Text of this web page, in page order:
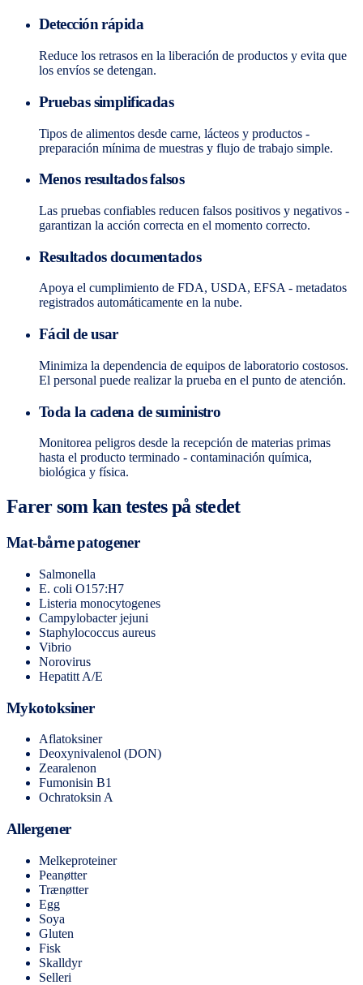
Detección rápida
Reduce los retrasos en la liberación de productos y evita que
los envíos se detengan.
Pruebas simplificadas
Tipos de alimentos desde carne, lácteos y productos -
preparación mínima de muestras y flujo de trabajo simple.
Menos resultados falsos
Las pruebas confiables reducen falsos positivos y negativos -
garantizan la acción correcta en el momento correcto.
Resultados documentados
Apoya el cumplimiento de FDA, USDA, EFSA - metadatos
registrados automáticamente en la nube.
Fácil de usar
Minimiza la dependencia de equipos de laboratorio costosos.
El personal puede realizar la prueba en el punto de atención.
Toda la cadena de suministro
Monitorea peligros desde la recepción de materias primas
hasta el producto terminado - contaminación química,
biológica y física.
Farer som kan testes på stedet
Mat-bårne patogener
Salmonella
E. coli O157:H7
Listeria monocytogenes
Campylobacter jejuni
Staphylococcus aureus
Vibrio
Norovirus
Hepatitt A/E
Mykotoksiner
Aflatoksiner
Deoxynivalenol (DON)
Zearalenon
Fumonisin B1
Ochratoksin A
Allergener
Melkeproteiner
Peanøtter
Trænøtter
Egg
Soya
Gluten
Fisk
Skalldyr
Selleri